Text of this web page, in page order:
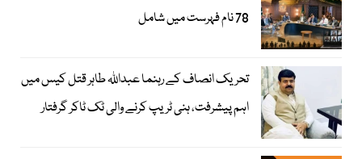
78 نام فہرست میں شامل
تحریک انصاف کے رہنما عبداللہ طاہر قتل کیس میں
اہم پیشرفت، ہنی ٹریپ کرنے والی ٹک ٹاکر گرفتار